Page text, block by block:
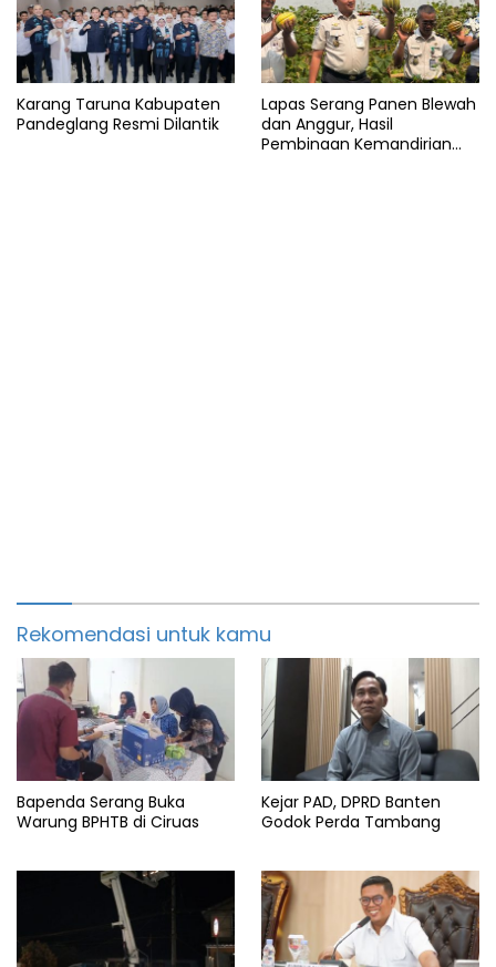
Karang Taruna Kabupaten
Pandeglang Resmi Dilantik
Lapas Serang Panen Blewah
dan Anggur, Hasil
Pembinaan Kemandirian
Rekomendasi untuk kamu
Bapenda Serang Buka
Warung BPHTB di Ciruas
Kejar PAD, DPRD Banten
Godok Perda Tambang